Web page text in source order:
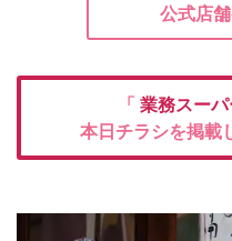
公式店
「 業務スー
本日チラシを掲載